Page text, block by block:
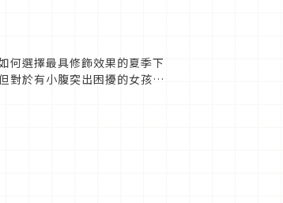
何選擇最具修飾效果的夏季下
對於有小腹突出困擾的女孩們